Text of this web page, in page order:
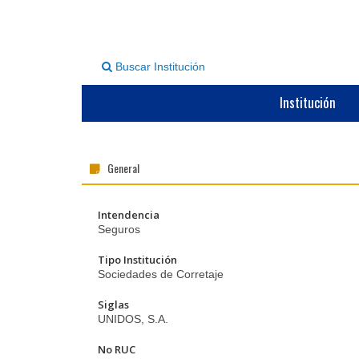
Buscar Institución
Institución
General
Intendencia
Seguros
Tipo Institución
Sociedades de Corretaje
Siglas
UNIDOS, S.A.
No RUC